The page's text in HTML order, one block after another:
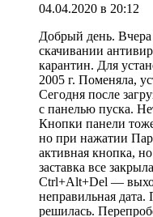
04.04.2020 в 20:12
Добрый день.
скачивании
карантин. Для
2005 г. Поменяла,
Сегодня после
с панелью пуска.
Кнопки панели
но при нажатии
активная кнопка,
заставка все
Ctrl+Alt+Del —
неправильная
решилась.